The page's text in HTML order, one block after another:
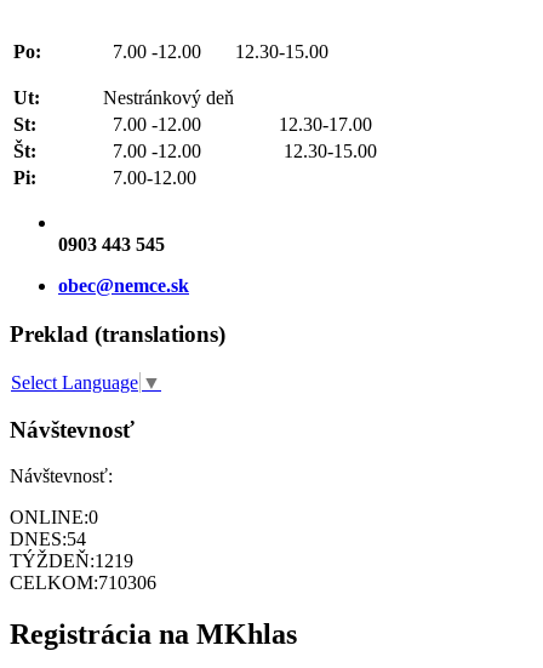
Po: 7.00 -12.00 12.30-15.00
Ut:
Nestránkový deň
St:
7.00 -12.00 12.30-17.00
Št:
7.00 -12.00 12.30-15.00
Pi:
7.00-12.00
0903 443 545
obec@nemce.sk
Preklad (translations)
Select Language ▼
Návštevnosť
Návštevnosť:
ONLINE:0
DNES:54
TÝŽDEŇ:1219
CELKOM:710306
Registrácia na MKhlas